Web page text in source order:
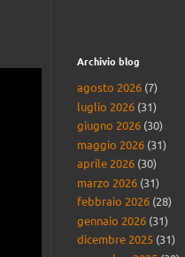
Archivio blog
agosto 2026 (7)
luglio 2026 (31)
giugno 2026 (30)
maggio 2026 (31)
aprile 2026 (30)
marzo 2026 (31)
febbraio 2026 (28)
gennaio 2026 (31)
dicembre 2025 (31)